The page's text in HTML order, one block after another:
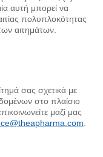
αυτή μπορεί να
πολυπλοκότητας
αιτημάτων.
σας σχετικά με
στο πλαίσιο
μαζί μας